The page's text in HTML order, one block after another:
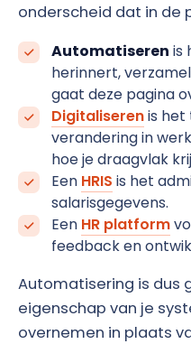
onderscheid dat in de
Automatiseren is
herinnert,
gaat deze pagina
Digitaliserenis het
verandering in
hoe je draagvlak
Een HRIS is het
salarisgegevens.
Een HR platform
feedback en
Automatisering is dus
eigenschap van je
overnemen in plaats